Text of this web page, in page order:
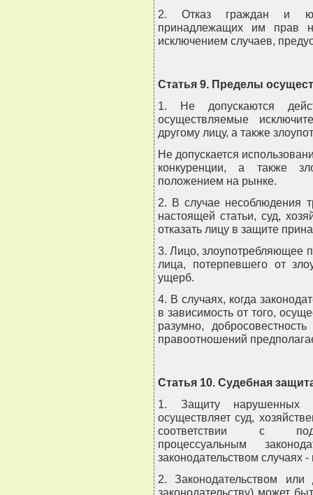
2. Отказ граждан и
принадлежащих им прав
исключением случаев,
Статья 9. Пределы
1. Не допускаются
осуществляемые
другому лицу, а также
Не допускается
конкуренции, а также
положением на рынке.
2. В случае несоблюдения
настоящей статьи, суд,
отказать лицу в защите
3. Лицо, злоупотребляющее
лица, потерпевшего от
ущерб.
4. В случаях, когда
в зависимость от того,
разумно,
правоотношений
Статья 10. Судебная
1. Защиту нарушенных
осуществляет суд,
соответствии с
процессуальным
законодательством случаях
2. Законодательством
законодательству) может